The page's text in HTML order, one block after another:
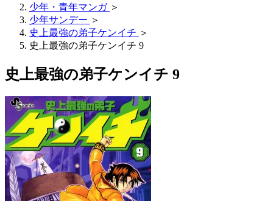
少年・青年マンガ ＞
少年サンデー ＞
史上最強の弟子ケンイチ ＞
史上最強の弟子ケンイチ 9
史上最強の弟子ケンイチ 9